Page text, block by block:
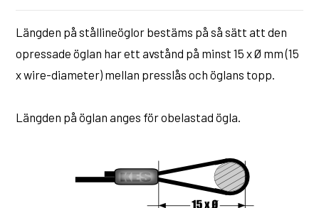
Längden på stållineöglor bestäms på så sätt att den
opressade öglan har ett avstånd på minst 15 x Ø mm (15
x wire-diameter) mellan presslås och öglans topp.
Längden på öglan anges för obelastad ögla.